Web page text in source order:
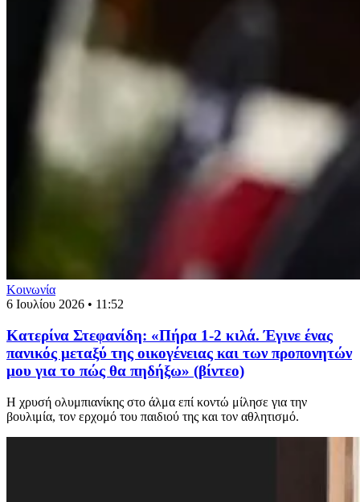
Κοινωνία
6 Ιουλίου 2026 • 11:52
Κατερίνα Στεφανίδη: «Πήρα 1-2 κιλά. Έγινε ένας
πανικός μεταξύ της οικογένειας και των προπονητών
μου για το πώς θα πηδήξω» (βίντεο)
Η χρυσή ολυμπιανίκης στο άλμα επί κοντώ μίλησε για την
βουλιμία, τον ερχομό του παιδιού της και τον αθλητισμό.